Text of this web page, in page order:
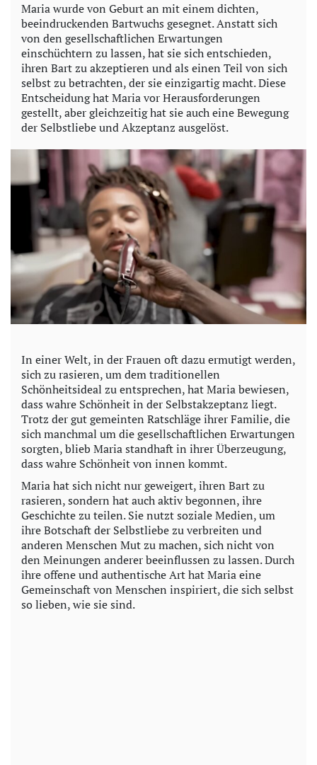
V
i
d
e
o
Maria wurde von Geburt an mit einem dichten,
beeindruckenden Bartwuchs gesegnet. Anstatt sich
von den gesellschaftlichen Erwartungen
einschüchtern zu lassen, hat sie sich entschieden,
ihren Bart zu akzeptieren und als einen Teil von sich
selbst zu betrachten, der sie einzigartig macht. Diese
Entscheidung hat Maria vor Herausforderungen
gestellt, aber gleichzeitig hat sie auch eine Bewegung
der Selbstliebe und Akzeptanz ausgelöst.
In einer Welt, in der Frauen oft dazu ermutigt werden,
sich zu rasieren, um dem traditionellen
Schönheitsideal zu entsprechen, hat Maria bewiesen,
dass wahre Schönheit in der Selbstakzeptanz liegt.
Trotz der gut gemeinten Ratschläge ihrer Familie, die
sich manchmal um die gesellschaftlichen Erwartungen
sorgten, blieb Maria standhaft in ihrer Überzeugung,
dass wahre Schönheit von innen kommt.
Maria hat sich nicht nur geweigert, ihren Bart zu
rasieren, sondern hat auch aktiv begonnen, ihre
Geschichte zu teilen. Sie nutzt soziale Medien, um
ihre Botschaft der Selbstliebe zu verbreiten und
anderen Menschen Mut zu machen, sich nicht von
den Meinungen anderer beeinflussen zu lassen. Durch
ihre offene und authentische Art hat Maria eine
Gemeinschaft von Menschen inspiriert, die sich selbst
so lieben, wie sie sind.